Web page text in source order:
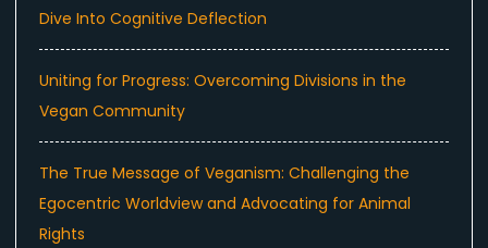
Dive Into Cognitive Deflection
Uniting for Progress: Overcoming Divisions in the
Vegan Community
The True Message of Veganism: Challenging the
Egocentric Worldview and Advocating for Animal
Rights